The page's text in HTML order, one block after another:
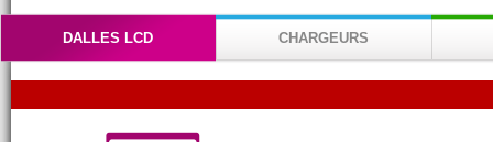
DALLES LCD CHARGEURS